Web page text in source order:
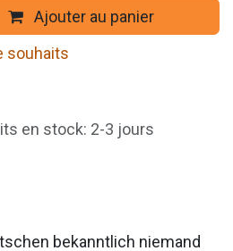
Ajouter au panier
souhaits
en stock: 2-3 jours
bekanntlich niemand